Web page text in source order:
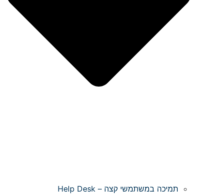
תמיכה במשתמשי קצה – Help Desk